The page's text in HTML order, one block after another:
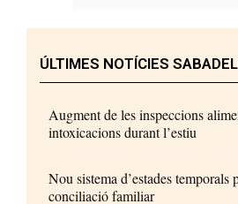
ÚLTIMES NOTÍCIES
Augment de les inspeccions
intoxicacions durant l’estiu
Nou sistema d’estades temporals
conciliació familiar